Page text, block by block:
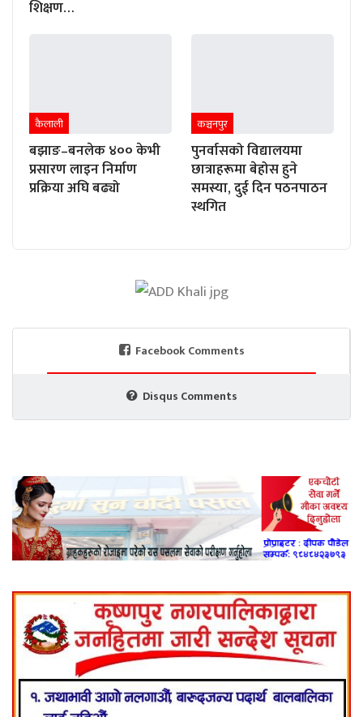
शिक्षण…
कैलाली
बझाङ–बनलेक ४०० केभी
प्रसारण लाइन निर्माण
प्रक्रिया अघि बढ्यो
कञ्चनपुर
पुनर्वासको विद्यालयमा
छात्राहरूमा बेहोस हुने
समस्या, दुई दिन पठनपाठन
स्थगित
Facebook Comments
Disqus Comments